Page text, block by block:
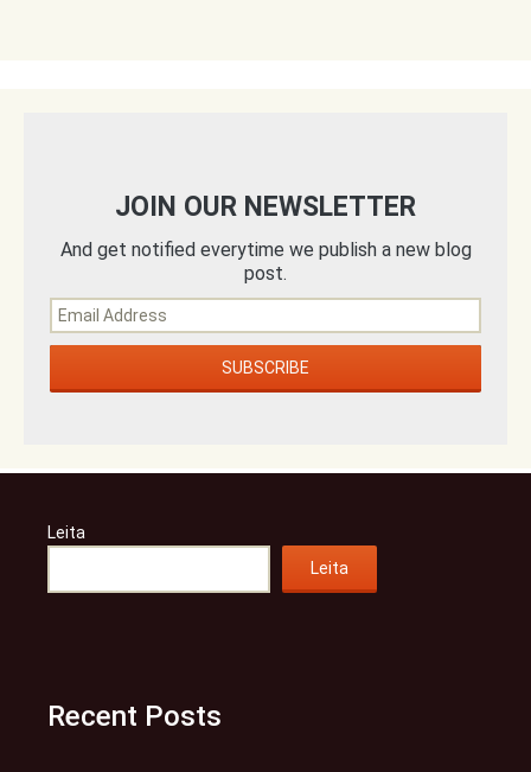
JOIN OUR NEWSLETTER
And get notified everytime we publish a new blog
post.
Leita
Leita
Recent Posts